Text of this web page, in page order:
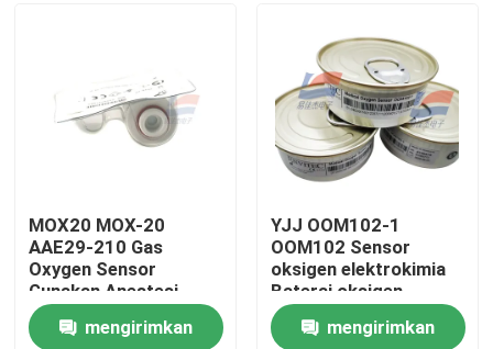
Rumah
MOX20 MOX-20
AAE29-210 Gas
Oxygen Sensor
Gunakan Anestesi
Mesin Konsentrator
oksigenmengirimkan
YJJ OOM102-1
OOM102 Sensor
oksigen elektrokimia
Baterai oksigen
Sistem anestesi medis
Respiratormengirimkan